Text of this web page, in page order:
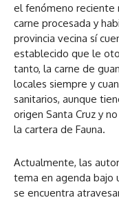
el fenómeno reciente
carne procesada y
provincia vecina sí
establecido que le
tanto, la carne de
locales siempre y
sanitarios, aunque
origen Santa Cruz y
la cartera de Fauna.
Actualmente, las
tema en agenda bajo
se encuentra